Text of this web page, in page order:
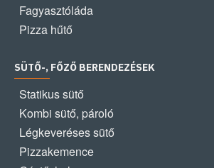
Fagyasztóláda
Pizza hűtő
SÜTŐ-, FŐZŐ BERENDEZÉSEK
Statikus sütő
Kombi sütő, pároló
Légkeveréses sütő
Pizzakemence